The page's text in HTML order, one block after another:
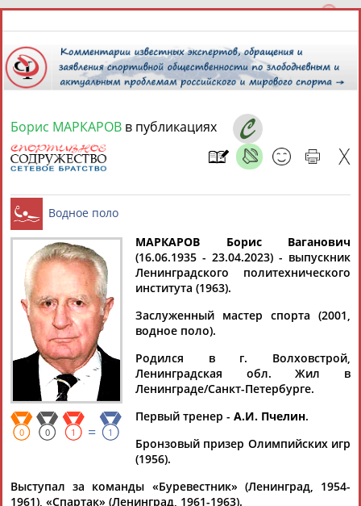
9 августа 2026 года,
СПОРТСМЕНЫ, ТРЕНЕРЫ И СПЕЦИАЛИСТЫ
Найдено: 1персона Расширенный поиск
Борис
МАРКАРОВ
Ваш запрос: "Борис МАРКАРОВ"
Документы 1-1 из 1 найденных уникальных документов
Футбол. В Ереване пройдет праздник футбола,
приуроченный к 75-летию Никиты Симоняна
Борис МАРКАРОВ в публикациях
Водное поло
0 0 1 = 1
МАРКАРОВ Борис Ваганович
(16.06.1935 - 23.04.2023) - выпускник
Ленинградского политехнического
института (1963).
Заслуженный мастер спорта (2001,
водное поло).
Родился в г. Волховстрой,
Ленинградская обл. Жил в
Ленинграде/Санкт-Петербурге.
Первый тренер - А.И. Пчелин.
Бронзовый призер Олимпийских игр
(1956).
Выступал за команды «Буревестник» (Ленинград, 1954-
1961), «Спартак» (Ленинград, 1961-1963).